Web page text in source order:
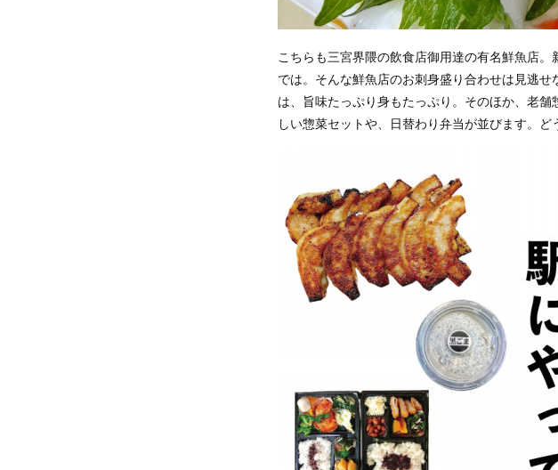
こちらも三宮界隈の飲食店御用達の有名鮮魚店
では。そんな鮮魚店のお刺身盛り合わせは見逃
は、旨味たっぷり身もたっぷり。そのほか、老
しい惣菜セットや、日替わり弁当が並びます。ど